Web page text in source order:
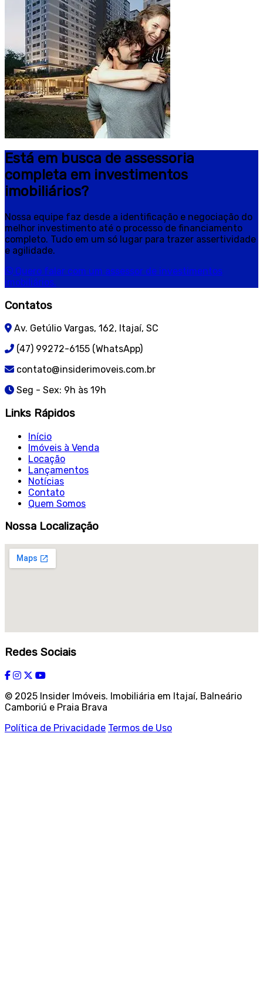
Está em busca de assessoria
completa em investimentos
imobiliários?
Nossa equipe faz desde a identificação e negociação do
melhor investimento até o processo de financiamento
completo. Tudo em um só lugar para trazer assertividade
e agilidade.
Quero falar com um assessor de investimentos
imobiliários.
Contatos
Av. Getúlio Vargas, 162, Itajaí, SC
(47) 99272-6155 (WhatsApp)
contato@insiderimoveis.com.br
Seg - Sex: 9h às 19h
Links Rápidos
Início
Imóveis à Venda
Locação
Lançamentos
Notícias
Contato
Quem Somos
Nossa Localização
Redes Sociais
© 2025 Insider Imóveis. Imobiliária em Itajaí, Balneário
Camboriú e Praia Brava
Política de Privacidade Termos de Uso